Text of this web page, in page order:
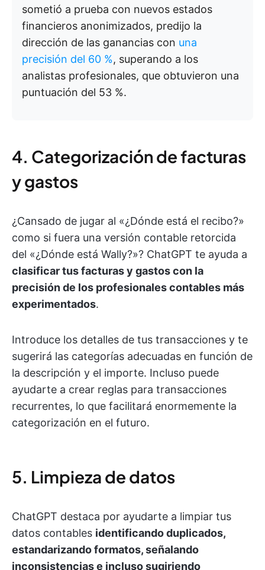
sometió a prueba con nuevos estados
financieros anonimizados, predijo la
dirección de las ganancias con una
precisión del 60 %, superando a los
analistas profesionales, que obtuvieron una
puntuación del 53 %.
4. Categorización de facturas
y gastos
¿Cansado de jugar al «¿Dónde está el recibo?»
como si fuera una versión contable retorcida
del «¿Dónde está Wally?»? ChatGPT te ayuda a
clasificar tus facturas y gastos con la
precisión de los profesionales contables más
experimentados.
Introduce los detalles de tus transacciones y te
sugerirá las categorías adecuadas en función de
la descripción y el importe. Incluso puede
ayudarte a crear reglas para transacciones
recurrentes, lo que facilitará enormemente la
categorización en el futuro.
5. Limpieza de datos
ChatGPT destaca por ayudarte a limpiar tus
datos contables identificando duplicados,
estandarizando formatos, señalando
inconsistencias e incluso sugiriendo